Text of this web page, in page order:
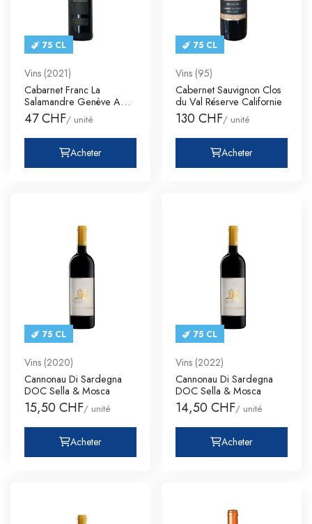
75 CL
Vins (2021)
Cabarnet Franc La
Salamandre Genève AOC
Stéphane
47 CHF/ unité
Acheter
75 CL
Vins (95)
Cabernet Sauvignon Clos
du Val Réserve Californie
130 CHF/ unité
Acheter
75 CL
Vins (2020)
Cannonau Di Sardegna
DOC Sella & Mosca
15,50 CHF/ unité
Acheter
75 CL
Vins (2022)
Cannonau Di Sardegna
DOC Sella & Mosca
14,50 CHF/ unité
Acheter